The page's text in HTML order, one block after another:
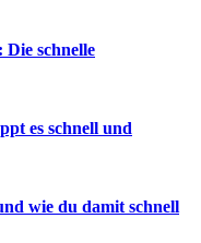
schnelle
es schnell und
wie du damit schnell